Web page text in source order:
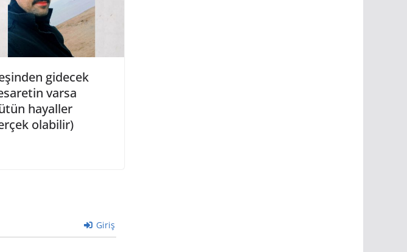
gidecek
varsa
hayaller
olabilir)
Giriş